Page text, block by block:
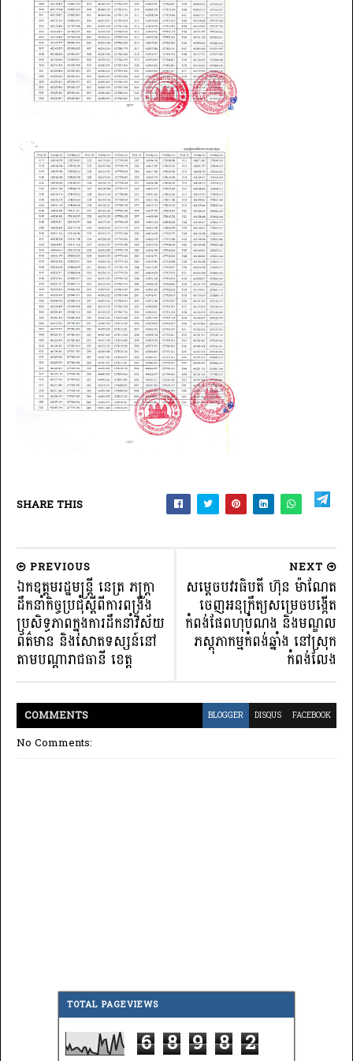
SHARE THIS
NEXT
សម្តេចបវរធិបតី ហ៊ុន ម៉ាណែត
ចេញអនុក្រឹត្យសម្រេចបង្កើត
កំពង់ផែពហុបំណង និងមណ្ឌល
ភស្តុភាកម្មកំពង់ឆ្នាំង នៅស្រុក
កំពង់លែង
PREVIOUS
ឯកឧត្តមរដ្ឋមន្ត្រី នេត្រ ភក្ត្រា
ដឹកនាំកិច្ចប្រជុំស្តីពីការពង្រឹង
ប្រសិទ្ធភាពក្នុងការដឹកនាំវិស័យ
ព័ត៌មាន និងសោតទស្សន៍នៅ
តាមបណ្តារាជធានី ខេត្ត
COMMENTS BLOGGER DISQUS FACEBOOK
No Comments:
TOTAL PAGEVIEWS
6 8 9 8 2